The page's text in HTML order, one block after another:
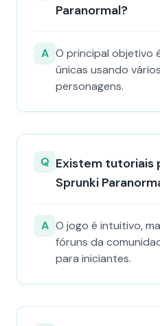
Paranormal?
A O principal objetivo
únicas usando
personagens.
Q Existem tutoriais
Sprunki
A O jogo é intuitivo,
fóruns da
para iniciantes.